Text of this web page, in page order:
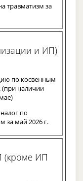
травматизм за
и ИП)
по косвенным
(при наличии
по
за май 2026 г.
(кроме ИП